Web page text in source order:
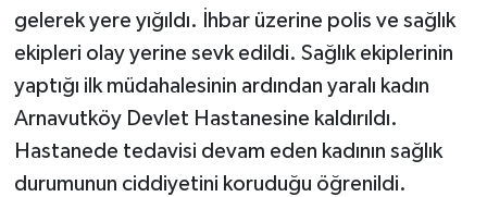
gelerek yere yığıldı. İhbar üzerine polis ve sağlık
ekipleri olay yerine sevk edildi. Sağlık ekiplerinin
yaptığı ilk müdahalesinin ardından yaralı kadın
Arnavutköy Devlet Hastanesine kaldırıldı.
Hastanede tedavisi devam eden kadının sağlık
durumunun ciddiyetini koruduğu öğrenildi.